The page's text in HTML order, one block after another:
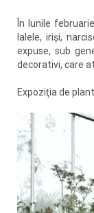
În lunile
lalele, irişi,
expuse, sub
decorativi, care
Expoziţia de